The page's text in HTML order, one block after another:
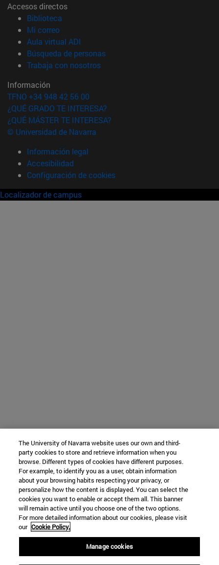
Accesos directos
Biblioteca
Mi correo(abre en nueva ventana)
Aula virtual ADI
Búsqueda de personas(abre en nueva ventana)
Trabaja con nosotros(abre en nueva ventana)
Información
TFNO +34 948 42 56 00
¿QUÉ GRADO TE INTERESA?
¿QUÉ MÁSTER TE INTERESA?
© Universidad de Navarra
Información legal
Accesibilidad
Configuración de cookies
Localizador de campus
The University of Navarra website uses our own and third-
party cookies to store and retrieve information when you
browse. Different types of cookies have different purposes.
For example, to identify you as a user, obtain information
about your browsing habits respecting your privacy, or
personalize how the content is displayed. You can select the
cookies you want to enable or accept them all. This banner
will remain active until you choose one of the two options.
For more detailed information about our cookies, please visit
our Cookie Policy.
Manage cookies